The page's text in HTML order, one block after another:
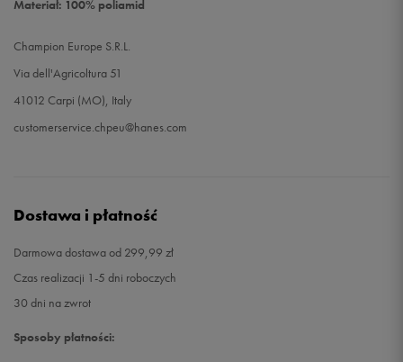
Materiał: 100% poliamid
Champion Europe S.R.L.
Via dell'Agricoltura 51
41012 Carpi (MO), Italy
customerservice.chpeu@hanes.com
Dostawa i płatność
Darmowa dostawa od 299,99 zł
Czas realizacji 1-5 dni roboczych
30 dni na zwrot
Sposoby płatności: